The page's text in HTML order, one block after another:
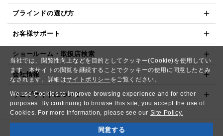
当社では、閲覧性向上などを目的としてクッキー(Cookie)を使用してい
ます。本サイトの閲覧を継続することでクッキーの使用に同意したとみ
なされます。詳細はサイトポリシー をご覧ください。
We use Cookies to improve browsing experience and for other
purposes. By continuing to browse this site, you accept the use of
Cookies. For more information, please see our Site Policy.
同意する
ブラインドの選び方
お客様サポート
ショールーム・取扱店検索
会社情報
ウェブサイトについて
Copyright© NICHIBEI CO.,LTD. All Rights Reserved.